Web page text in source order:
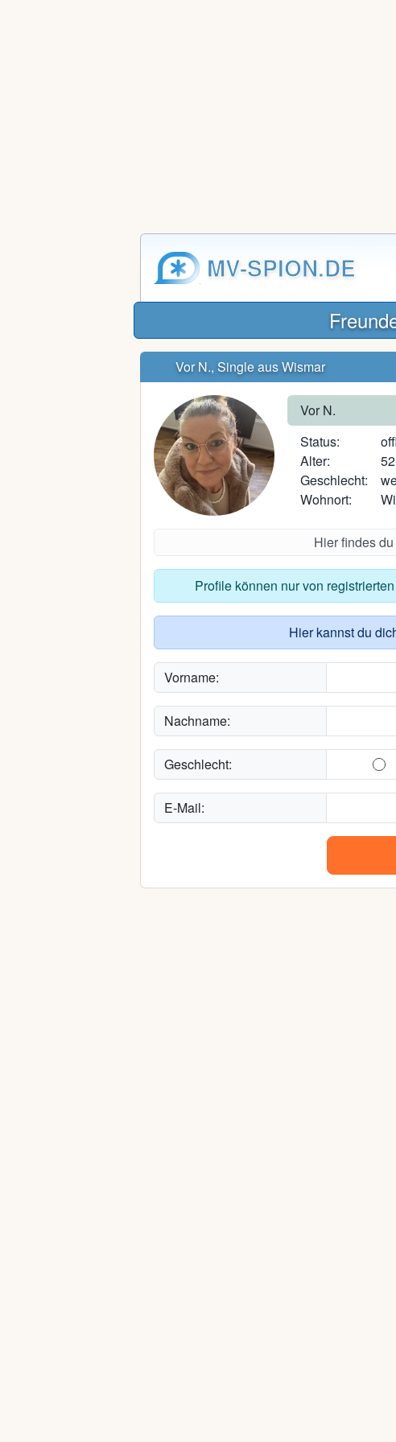
MV-SPION.DE
Vor N., Single aus Wismar
Vor N.
Status:
Alter:
Geschlecht:
Wohnort:
Hier findes du
Profile können nur von
Hier kannst du
Vorname:
Nachname:
Geschlecht:
E-Mail: